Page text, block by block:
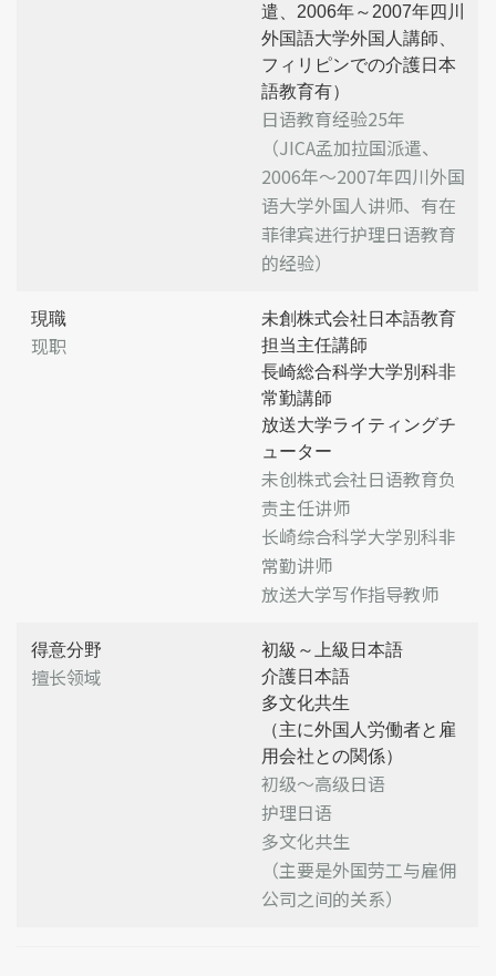
遣、2006年～2007年四川
外国語大学外国人講師、
フィリピンでの介護日本
語教育有）
日语教育经验25年
（JICA孟加拉国派遣、
2006年～2007年四川外国
语大学外国人讲师、有在
菲律宾进行护理日语教育
的经验）
現職
现职
未創株式会社日本語教育
担当主任講師
長崎総合科学大学別科非
常勤講師
放送大学ライティングチ
ューター
未创株式会社日语教育负
责主任讲师
长崎综合科学大学别科非
常勤讲师
放送大学写作指导教师
得意分野
擅长领域
初級～上級日本語
介護日本語
多文化共生
（主に外国人労働者と雇
用会社との関係）
初级～高级日语
护理日语
多文化共生
（主要是外国劳工与雇佣
公司之间的关系）